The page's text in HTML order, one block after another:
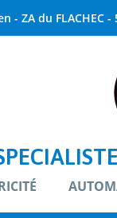
- ZA du FLACHEC -